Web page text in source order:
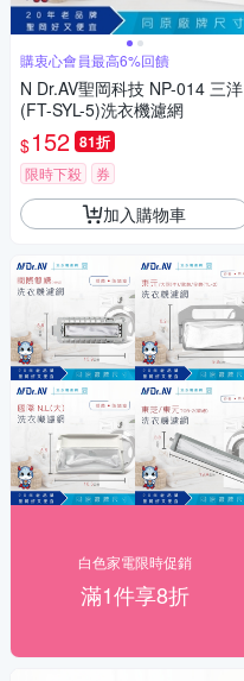
購衷心會員最高6%回饋
N Dr.AV聖岡科技 NP-014 三洋
(FT-SYL-5)洗衣機濾網
$152 81折
限時下殺 券
加入購物車
白色家電限時促銷
滿1件享8折